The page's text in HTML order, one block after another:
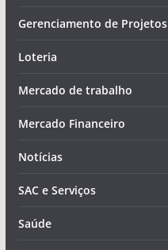
Gerenciamento de Projetos
Loteria
Mercado de trabalho
Mercado Financeiro
Notícias
SAC e Serviços
Saúde